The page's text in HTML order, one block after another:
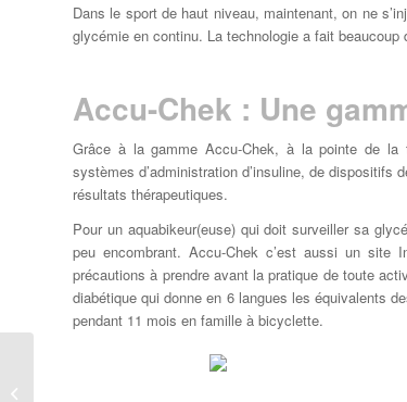
Dans le sport de haut niveau, maintenant, on ne
glycémie en continu. La technologie a fait beaucoup
Accu-Chek : Une
Grâce à la gamme Accu-Chek, à la pointe de la
systèmes d’administration d’insuline, de
résultats thérapeutiques.
Pour un aquabikeur(euse) qui doit surveiller sa
peu encombrant. Accu-Chek c’est aussi un site
précautions à prendre avant la pratique de toute
diabétique qui donne en 6 langues les équivalents
pendant 11 mois en famille à bicyclette.